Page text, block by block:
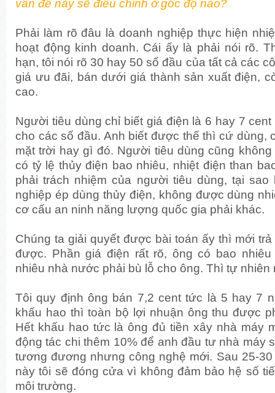
vấn đề này sẽ điều chỉnh ở góc độ nào?
Phải làm rõ đâu là doanh nghiệp thực hiện
hoạt động kinh doanh. Cái ấy là phải nói rõ.
hạn, tôi nói rõ 30 hay 50 số đầu của tất cả các
giá ưu đãi, bán dưới giá thành sản xuất điện,
cao.
Người tiêu dùng chỉ biết giá điện là 6 hay 7
cho các số đầu. Anh biết được thế thì cứ dùng,
mặt trời hay gì đó. Người tiêu dùng cũng
có tỷ lệ thủy điện bao nhiêu, nhiệt điện than
phải trách nhiệm của người tiêu dùng, tại
nghiệp ép dùng thủy điện, không được dùng
cơ cấu an ninh năng lượng quốc gia phải khác.
Chúng ta giải quyết được bài toán ấy thì mới
được. Phần giá điện rất rõ, ông có bao
nhiêu nhà nước phải bù lỗ cho ông. Thì tự
Tôi quy định ông bán 7,2 cent tức là 5 hay 7
khấu hao thì toàn bộ lợi nhuận ông thu được
Hết khấu hao tức là ông đủ tiền xây nhà máy
động tác chi thêm 10% để anh đầu tư nhà máy
tương đương nhưng công nghệ mới. Sau 25-
này tôi sẽ đóng cửa vì không đảm bảo hệ số
môi trường.